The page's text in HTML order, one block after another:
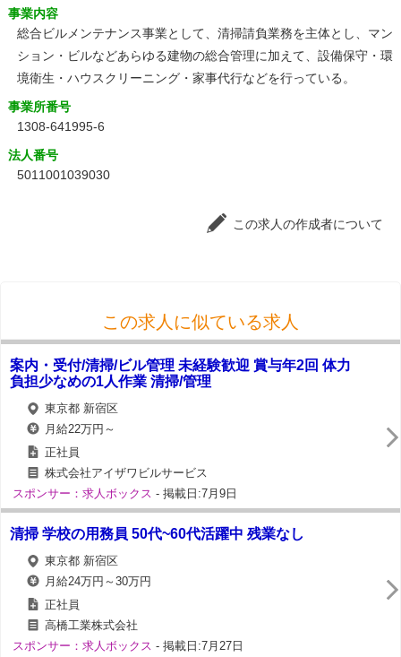
事業内容
総合ビルメンテナンス事業として、清掃請負業務を主体とし、マン
ション・ビルなどあらゆる建物の総合管理に加えて、設備保守・環
境衛生・ハウスクリーニング・家事代行などを行っている。
事業所番号
1308-641995-6
法人番号
5011001039030
この求人の作成者について
この求人に似ている求人
案内・受付/清掃/ビル管理 未経験歓迎 賞与年2回 体力
負担少なめの1人作業 清掃/管理
東京都 新宿区
月給22万円～
正社員
株式会社アイザワビルサービス
スポンサー：求人ボックス - 掲載日:7月9日
清掃 学校の用務員 50代~60代活躍中 残業なし
東京都 新宿区
月給24万円～30万円
正社員
高橋工業株式会社
スポンサー：求人ボックス - 掲載日:7月27日